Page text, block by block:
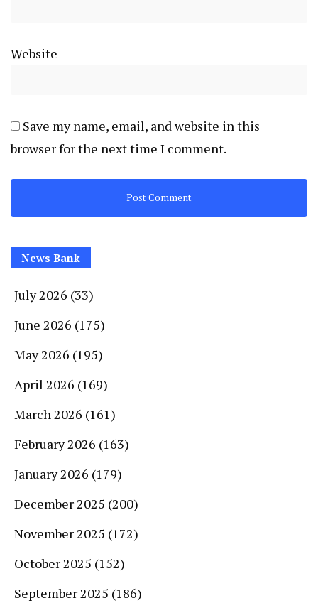
Website
Save my name, email, and website in this
browser for the next time I comment.
News Bank
July 2026 (33)
June 2026 (175)
May 2026 (195)
April 2026 (169)
March 2026 (161)
February 2026 (163)
January 2026 (179)
December 2025 (200)
November 2025 (172)
October 2025 (152)
September 2025 (186)